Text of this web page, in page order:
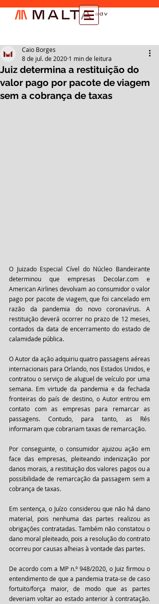
Juiz determina a restituição do
valor pago por pacote de viagem
sem a cobrança de taxas
Caio Borges
8 de jul. de 2020 1 min de leitura
O Juizado Especial Cível do Núcleo Bandeirante
determinou que empresas Decolar.com e
American Airlines devolvam ao consumidor o valor
pago por pacote de viagem, que foi cancelado em
razão da pandemia do novo coronavírus. A
restituição deverá ocorrer no prazo de 12 meses,
contados da data de encerramento do estado de
calamidade pública.
O Autor da ação adquiriu quatro passagens aéreas
internacionais para Orlando, nos Estados Unidos, e
contratou o serviço de aluguel de veículo por uma
semana. Em virtude da pandemia e da fechada
fronteiras do país de destino, o Autor entrou em
contato com as empresas para remarcar as
passagens. Contudo, para tanto, as Rés
informaram que cobrariam taxas de remarcação.
Por conseguinte, o consumidor ajuizou ação em
face das empresas, pleiteando indenização por
danos morais, a restituição dos valores pagos ou a
possibilidade de remarcação da passagem sem a
cobrança de taxas.
Em sentença, o Juízo considerou que não há dano
material, pois nenhuma das partes realizou as
obrigações contratadas. Também não constatou o
dano moral pleiteado, pois a resolução do contrato
ocorreu por causas alheias à vontade das partes.
De acordo com a MP n.º 948/2020, o Juiz firmou o
entendimento de que a pandemia trata-se de caso
fortuito/força maior, de modo que as partes
deveriam voltar ao estado anterior à contratação.